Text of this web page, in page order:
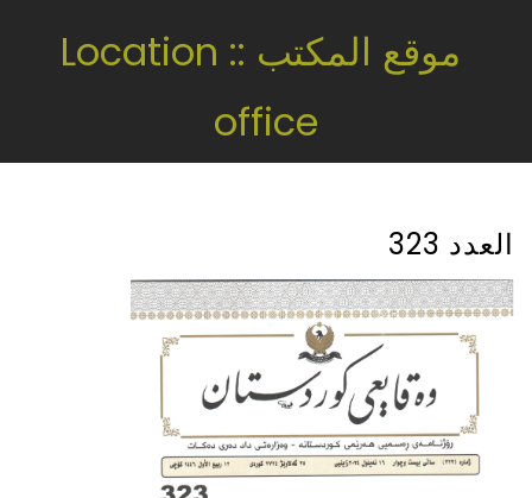
موقع المكتب :: Location
office
العدد 323